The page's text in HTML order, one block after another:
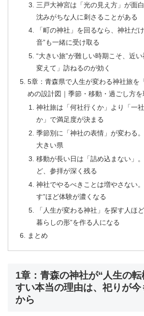
三戸大神宮は「光の見え方」が面
沈みがちな人に刺さることがある
「町の神社」を回るなら、神社だ
音”も一緒に受け取る
“大きい旅”が難しい時期こそ、近
変えて」訪ねるのが効く
5章：青森県で人生が変わる神社旅を
めの設計図｜季節・移動・過ごし方を
神社旅は「何社行くか」より「一
か」で満足度が決まる
季節別に「神社の表情」が変わる
大きい県
移動が長い日は「詰め込まない」
ど、参拝が深く残る
神社でやるべきことは増やさない
す”ほど体験が濃くなる
「人生が変わる神社」を探す人ほ
暮らしの形”を作る人になる
まとめ
1章：青森の神社が“人生の
すい本当の理由は、祀りが今
から